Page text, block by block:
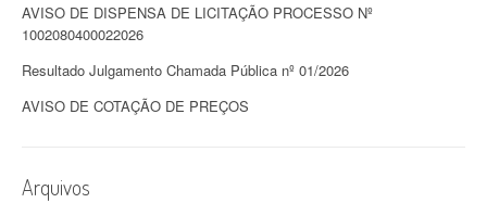
AVISO DE DISPENSA DE LICITAÇÃO PROCESSO Nº
1002080400022026
Resultado Julgamento Chamada Pública nº 01/2026
AVISO DE COTAÇÃO DE PREÇOS
Arquivos